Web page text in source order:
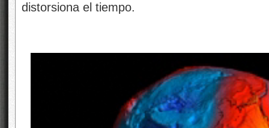
distorsiona el tiempo.